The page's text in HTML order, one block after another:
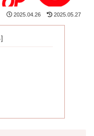
2025.04.26 2025.05.27